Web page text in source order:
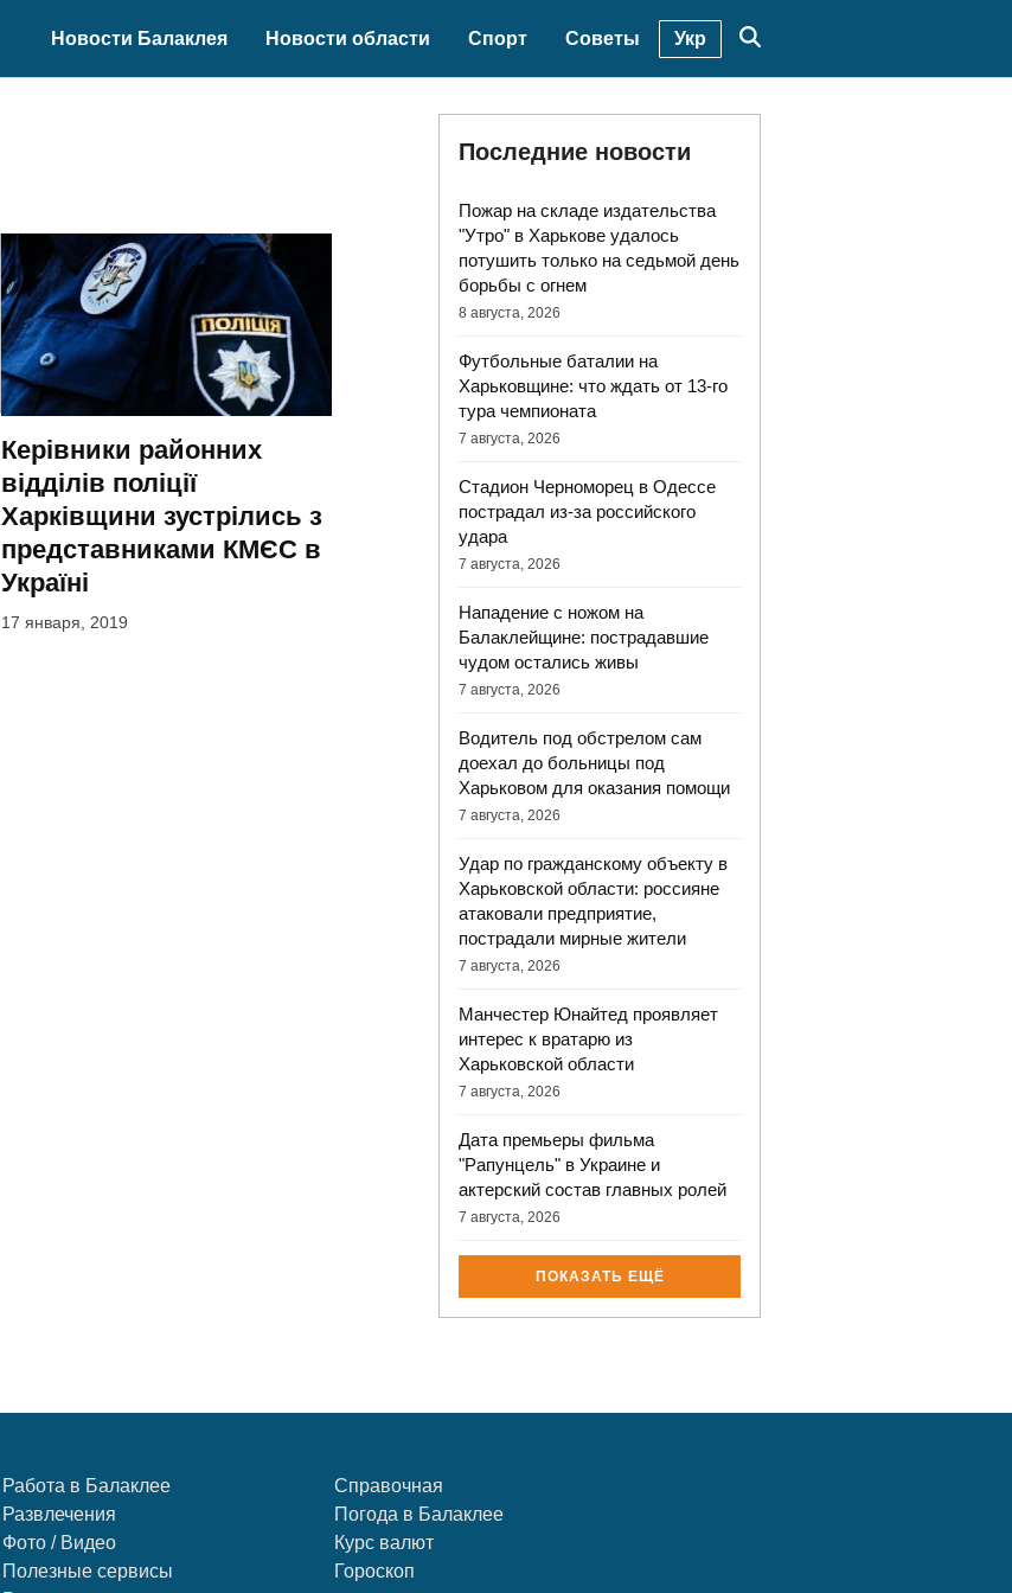
Новости Балаклея Новости области Спорт Советы Укр
Керівники районних
відділів поліції
Харківщини зустрілись з
представниками КМЄС в
Україні
17 января, 2019
Последние новости
Пожар на складе издательства
"Утро" в Харькове удалось
потушить только на седьмой день
борьбы с огнем
8 августа, 2026
Футбольные баталии на
Харьковщине: что ждать от 13-го
тура чемпионата
7 августа, 2026
Стадион Черноморец в Одессе
пострадал из-за российского
удара
7 августа, 2026
Нападение с ножом на
Балаклейщине: пострадавшие
чудом остались живы
7 августа, 2026
Водитель под обстрелом сам
доехал до больницы под
Харьковом для оказания помощи
7 августа, 2026
Удар по гражданскому объекту в
Харьковской области: россияне
атаковали предприятие,
пострадали мирные жители
7 августа, 2026
Манчестер Юнайтед проявляет
интерес к вратарю из
Харьковской области
7 августа, 2026
Дата премьеры фильма
"Рапунцель" в Украине и
актерский состав главных ролей
7 августа, 2026
ПОКАЗАТЬ ЕЩЁ
Работа в Балаклее
Развлечения
Фото / Видео
Полезные сервисы
Справочная
Погода в Балаклее
Курс валют
Гороскоп